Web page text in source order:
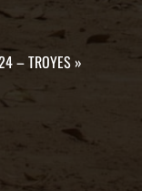
– TROYES »